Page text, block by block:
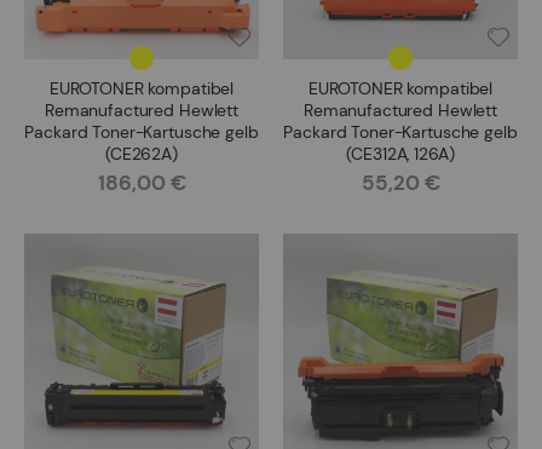
EUROTONER kompatibel
Remanufactured Hewlett
Packard Toner-Kartusche gelb
(CE262A)
Rating:
186,00 €
EUROTONER kompatibel
Remanufactured Hewlett
Packard Toner-Kartusche gelb
(CE312A, 126A)
Rating:
55,20 €